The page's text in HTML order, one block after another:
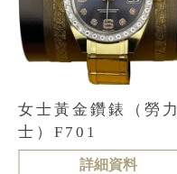
女士黃金鑽錶（勞力
士）F701
詳細資料